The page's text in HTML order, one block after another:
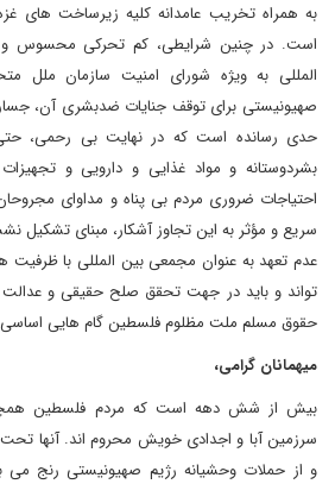
به همراه تخریب عامدانه کلیه زیرساخت های
است. در چنین شرایطی، کم تحرکی محسوس و
المللی به ویژه شورای امنیت سازمان ملل
صهیونیستی برای توقف جنایات ضدبشری آن،
حدی رسانده است که در نهایت بی رحمی،
بشردوستانه و مواد غذایی و دارویی و
احتیاجات ضروری مردم بی پناه و مداوای
سریع و مؤثر به این تجاوز آشکار، مبنای
عدم تعهد به عنوان مجمعی بین المللی با ظرفیت
تواند و باید در جهت تحقق صلح حقیقی و عدالت
حقوق مسلم ملت مظلوم فلسطین گام هایی اساسی
میهمانان گرامی،
بیش از شش دهه است که مردم فلسطین
سرزمین آبا و اجدادی خویش محروم اند. آنها تحت
و از حملات وحشیانه رژیم صهیونیستی رنج می